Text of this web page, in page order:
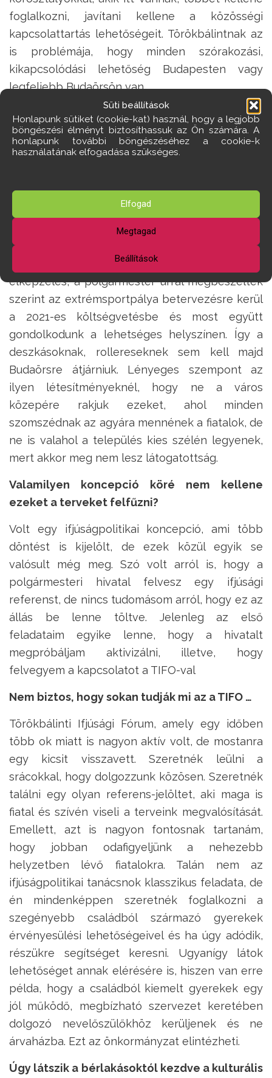
Süti beállítások
Honlapunk sütiket (cookie-kat) használ, hogy a legjobb
böngészési élményt biztosíthassuk az Ön számára. A
honlapunk további böngészéséhez a cookie-k
használatának elfogadása szükséges.
Elfogad
Megtagad
Beállítások
foglalkozni, javítani kellene a közösségi
kapcsolattartás lehetőségeit. Törökbálintnak az
is problémája, hogy minden szórakozási,
kikapcsolódási lehetőség Budapesten vagy
legfeljebb Budaörsön van.
Többek szerint ez jól is van így, a fiatal, aki
szórakozni akar, menjen Pestre, ne zavarja az
itteni kertvárosi nyugalmat…
beruházások kialakíthatók úgy is, hogy nem
zavarnak senkit, igényesek és vonzzák a
fiatalokat. Például Budaörsön működik egy
szuper ifjúsági ház, amilyet itt is létre lehetne
hozni. A másik példa pedig már nemcsak
elképzelés, a polgármester úrral megbeszéltek
szerint az extrémsportpálya betervezésre kerül
a 2021-es költségvetésbe és most együtt
gondolkodunk a lehetséges helyszínen. Így a
deszkásoknak, rollereseknek sem kell majd
Budaörsre átjárniuk. Lényeges szempont az
ilyen létesítményeknél, hogy ne a város
közepére rakjuk ezeket, ahol minden
szomszédnak az agyára mennének a fiatalok, de
ne is valahol a település kies szélén legyenek,
mert akkor meg nem lesz látogatottság.
Valamilyen koncepció köré nem kellene
ezeket a terveket felfűzni?
Volt egy ifjúságpolitikai koncepció, ami több
döntést is kijelölt, de ezek közül egyik se
valósult még meg. Szó volt arról is, hogy a
polgármesteri hivatal felvesz egy ifjúsági
referenst, de nincs tudomásom arról, hogy ez az
állás be lenne töltve. Jelenleg az első
feladataim egyike lenne, hogy a hivatalt
megpróbáljam aktivizálni, illetve, hogy
felvegyem a kapcsolatot a TIFO-val
Nem biztos, hogy sokan tudják mi az a TIFO …
Törökbálinti Ifjúsági Fórum, amely egy időben
több ok miatt is nagyon aktív volt, de mostanra
egy kicsit visszavett. Szeretnék leülni a
srácokkal, hogy dolgozzunk közösen. Szeretnék
találni egy olyan referens-jelöltet, aki maga is
fiatal és szívén viseli a terveink megvalósítását.
Emellett, azt is nagyon fontosnak tartanám,
hogy jobban odafigyeljünk a nehezebb
helyzetben lévő fiatalokra. Talán nem az
ifjúságpolitikai tanácsnok klasszikus feladata, de
én mindenképpen szeretnék foglalkozni a
szegényebb családból származó gyerekek
érvényesülési lehetőségeivel és ha úgy adódik,
részükre segítséget keresni. Ugyanígy látok
lehetőséget annak elérésére is, hiszen van erre
példa, hogy a családból kiemelt gyerekek egy
jól működő, megbízható szervezet keretében
dolgozó nevelőszülőkhöz kerüljenek és ne
árvaházba. Ezt az önkormányzat elintézheti.
Úgy látszik a bérlakásoktól kezdve a kulturális